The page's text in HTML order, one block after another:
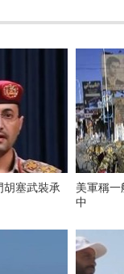
塞武裝承
美軍稱一
中